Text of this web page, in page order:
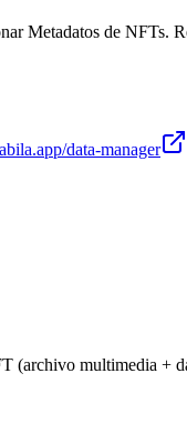
Metadatos de NFTs.
data-manager
(archivo multimedia +